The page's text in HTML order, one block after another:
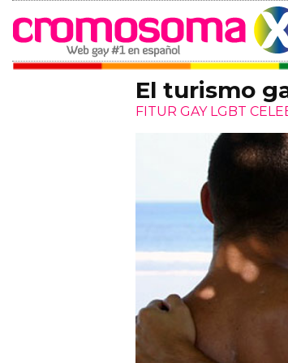
El turismo
FITUR GAY LGBT